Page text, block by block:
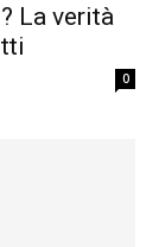
La verità
0